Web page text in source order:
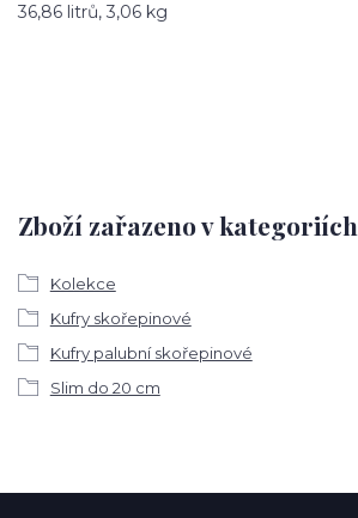
36,86 litrů, 3,06 kg
Zboží zařazeno v kategoriích
Kolekce
Kufry skořepinové
Kufry palubní skořepinové
Slim do 20 cm